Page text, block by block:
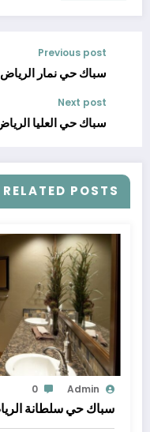
Previous post
سباك حي نمار
Next post
سباك حي العليا الرياض
RELATED POSTS
Admin
0
سباك حي سلطانة